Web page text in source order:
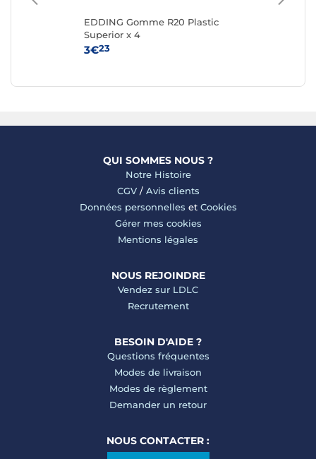
EDDING Gomme R20 Plastic
Superior x 4
3€23
QUI SOMMES NOUS ?
Notre Histoire
CGV/ Avis clients
Données personnelles et Cookies
Gérer mes cookies
Mentions légales
NOUS REJOINDRE
Vendez sur LDLC
Recrutement
BESOIN D'AIDE ?
Questions fréquentes
Modes de livraison
Modes de règlement
Demander un retour
NOUS CONTACTER :